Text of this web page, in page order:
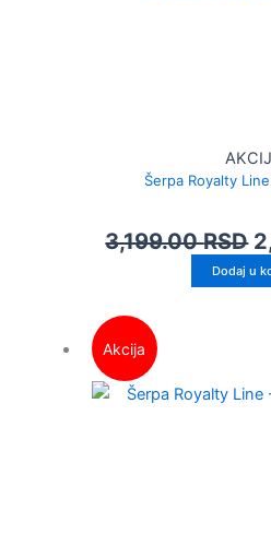
Šerpa Royalty Line
3,199.00RSD
Dodaj u
Akcija